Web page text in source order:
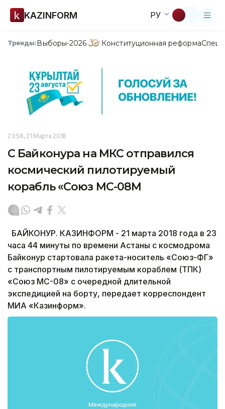
KAZINFORM РУ
Тренды:Выборы-2026 Конституционная реформа
23:58, 21 Марта 2018
С Байконура на МКС отправился
космический пилотируемый
корабль «Союз МС-08М
БАЙКОНУР. КАЗИНФОРМ - 21 марта 2018 года в 23
часа 44 минуты по времени Астаны с космодрома
Байконур стартовала ракета-носитель «Союз-ФГ»
с транспортным пилотируемым кораблем (ТПК)
«Союз МС-08» с очередной длительной
экспедицией на борту, передает корреспондент
МИА «Казинформ».